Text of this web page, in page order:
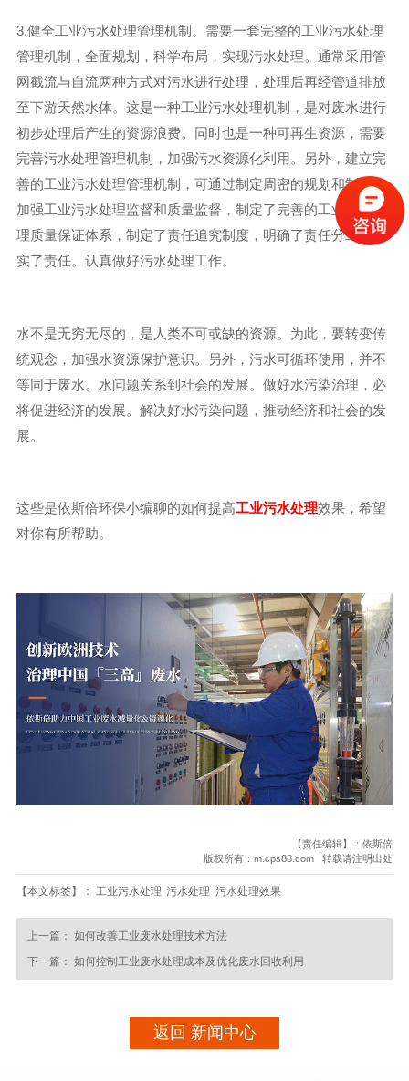
3.健全工业污水处理管理机制。需要一套完整的工业污水处理
管理机制，全面规划，科学布局，实现污水处理。通常采用管
网截流与自流两种方式对污水进行处理，处理后再经管道排放
至下游天然水体。这是一种工业污水处理机制，是对废水进行
初步处理后产生的资源浪费。同时也是一种可再生资源，需要
完善污水处理管理机制，加强污水资源化利用。另外，建立完
善的工业污水处理管理机制，可通过制定周密的规划和制度，
加强工业污水处理监督和质量监督，制定了完善的工业污水处
理质量保证体系，制定了责任追究制度，明确了责任分工，落
实了责任。认真做好污水处理工作。
水不是无穷无尽的，是人类不可或缺的资源。为此，要转变传
统观念，加强水资源保护意识。另外，污水可循环使用，并不
等同于废水。水问题关系到社会的发展。做好水污染治理，必
将促进经济的发展。解决好水污染问题，推动经济和社会的发
展。
这些是依斯倍环保小编聊的如何提高工业污水处理效果，希望
对你有所帮助。
【责任编辑】：依斯倍
版权所有：m.cps88.com 转载请注明出处
【本文标签】： 工业污水处理 污水处理 污水处理效果
上一篇： 如何改善工业废水处理技术方法
下一篇： 如何控制工业废水处理成本及优化废水回收利用
返回 新闻中心